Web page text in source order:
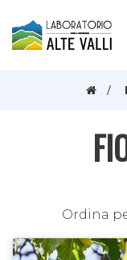
Ordina